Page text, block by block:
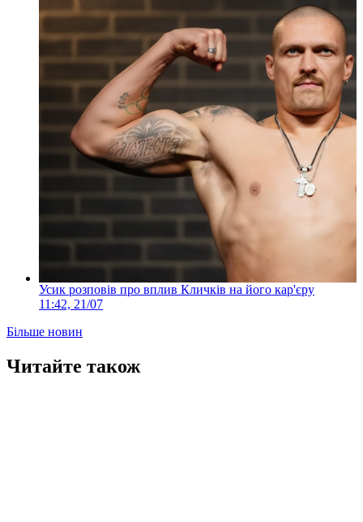
Усик розповів про вплив Кличків на його кар'єру
11:42, 21/07
Більше новин
Читайте також